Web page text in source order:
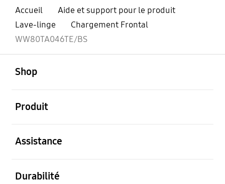
Accueil
Aide et support pour le produit
Lave-linge
Chargement Frontal
WW80TA046TE/BS
Shop
Produit
Assistance
Durabilité